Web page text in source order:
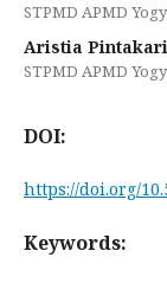
STPMD APMD
Aristia
STPMD APMD
DOI:
https://doi.org/
Keywords: